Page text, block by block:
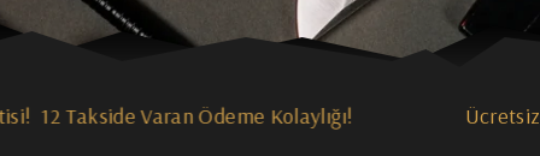
Ücretsiz İsim Lazer Baskısı! El Ustalığıyla Üretilir. Ömür